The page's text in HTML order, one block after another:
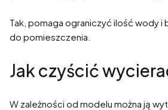
Tak, pomaga ograniczyć ilość wody i
do pomieszczenia.
Jak czyścić
W zależności od modelu można ją